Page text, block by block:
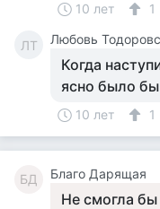
10 лет 1
ЛТ Любовь
Когда
ясно было бы
10 лет 1
БД Благо Дарящая
Не смогла